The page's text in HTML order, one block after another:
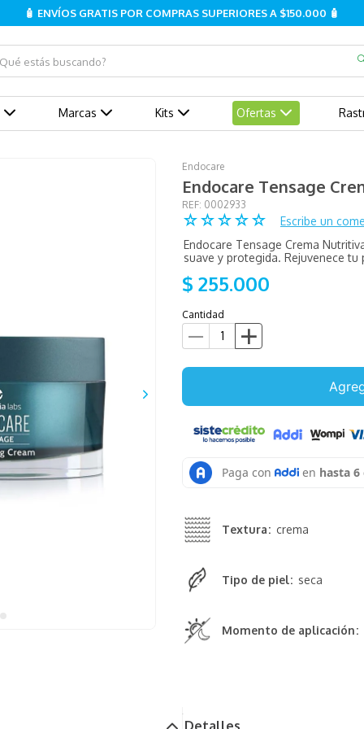
🧴 ENVÍOS GRATIS POR COMPRAS SUPERIORES A $150.000 🧴
estás buscando?
Marcas Kits Ofertas
Endocare
Endocare Tensage
: 0002933
☆☆☆☆☆
Escribe un
Endocare Tensage Crema
suave y protegida. Rejuvenece tu
$ 255.000
Cantidad
Tipo de piel seca
Textura crema
Momento de aplicación